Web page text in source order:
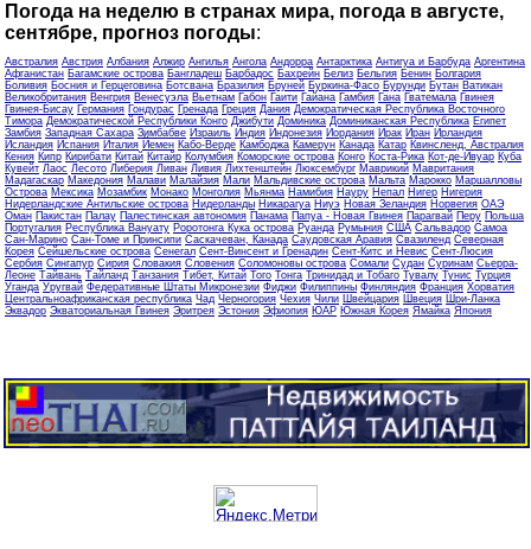
Погода на неделю в странах мира, погода в августе,
сентябре, прогноз погоды:
Австралия Австрия Албания Алжир Ангилья Ангола Андорра Антарктика Антигуа и Барбуда Аргентина
Афганистан Багамские острова Бангладеш Барбадос Бахрейн Белиз Бельгия Бенин Болгария
Боливия Босния и Герцеговина Ботсвана Бразилия Бруней Буркина-Фасо Бурунди Бутан Ватикан
Великобритания Венгрия Венесуэла Вьетнам Габон Гаити Гайана Гамбия Гана Гватемала Гвинея
Гвинея-Бисау Германия Гондурас Гренада Греция Дания Демократическая Республика Восточного
Тимора Демократической Республики Конго Джибути Доминика Доминиканская Республика Египет
Замбия Западная Сахара Зимбабве Израиль Индия Индонезия Иордания Ирак Иран Ирландия
Исландия Испания Италия Йемен Кабо-Верде Камбоджа Камерун Канада Катар Квинсленд, Австралия
Кения Кипр Кирибати Китай Китайр Колумбия Коморские острова Конго Коста-Рика Кот-де-Ивуар Куба
Кувейт Лаос Лесото Либерия Ливан Ливия Лихтенштейн Люксембург Маврикий Мавритания
Мадагаскар Македония Малави Малайзия Мали Мальдивские острова Мальта Марокко Маршалловы
Острова Мексика Мозамбик Монако Монголия Мьянма Намибия Науру Непал Нигер Нигерия
Нидерландские Антильские острова Нидерланды Никарагуа Ниуэ Новая Зеландия Норвегия ОАЭ
Оман Пакистан Палау Палестинская автономия Панама Папуа - Новая Гвинея Парагвай Перу Польша
Португалия Республика Вануату Роротонга Кука острова Руанда Румыния США Сальвадор Самоа
Сан-Марино Сан-Томе и Принсипи Саскачеван, Канада Саудовская Аравия Свазиленд Северная
Корея Сейшельские острова Сенегал Сент-Винсент и Гренадин Сент-Китс и Невис Сент-Люсия
Сербия Сингапур Сирия Словакия Словения Соломоновы острова Сомали Судан Суринам Сьерра-
Леоне Тайвань Тайланд Танзания Тибет, Китай Того Тонга Тринидад и Тобаго Тувалу Тунис Турция
Уганда Уругвай Федеративные Штаты Микронезии Фиджи Филиппины Финляндия Франция Хорватия
Центральноафриканская республика Чад Черногория Чехия Чили Швейцария Швеция Шри-Ланка
Эквадор Экваториальная Гвинея Эритрея Эстония Эфиопия ЮАР Южная Корея Ямайка Япония